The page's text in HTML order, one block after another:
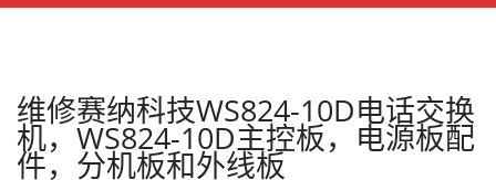
维修赛纳科技WS824-10D电话交换
机，WS824-10D主控板，电源板配
件，分机板和外线板